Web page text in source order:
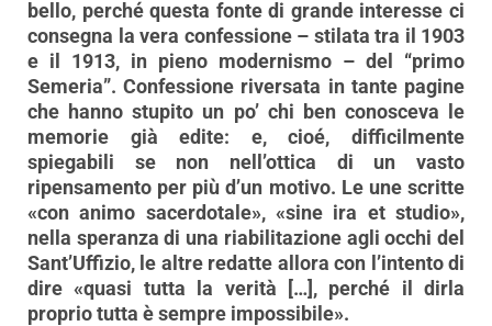
bello, perché questa fonte di grande interesse ci
consegna la vera confessione – stilata tra il 1903
e il 1913, in pieno modernismo – del “primo
Semeria”. Confessione riversata in tante pagine
che hanno stupito un po’ chi ben conosceva le
memorie già edite: e, cioé, difficilmente
spiegabili se non nell’ottica di un vasto
ripensamento per più d’un motivo. Le une scritte
«con animo sacerdotale», «sine ira et studio»,
nella speranza di una riabilitazione agli occhi del
Sant’Uffizio, le altre redatte allora con l’intento di
dire «quasi tutta la verità […], perché il dirla
proprio tutta è sempre impossibile».